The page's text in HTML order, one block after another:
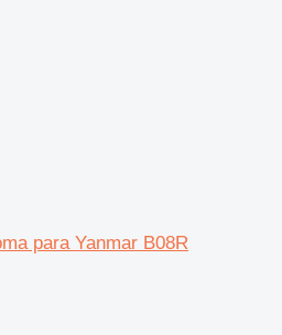
para Yanmar B08R